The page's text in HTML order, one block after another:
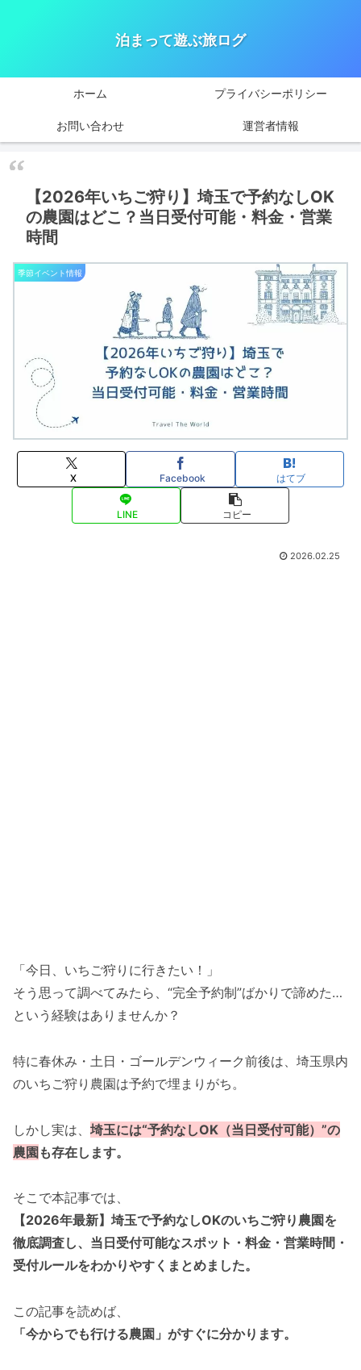
泊まって遊ぶ旅ログ
ホーム プライバシーポリシー
お問い合わせ 運営者情報
【2026年いちご狩り】埼玉で予約なしOK
の農園はどこ？当日受付可能・料金・営業
時間
季節イベント情報
X Facebook はてブ
LINE コピー
2026.02.25
「今日、いちご狩りに行きたい！」
そう思って調べてみたら、“完全予約制”ばかりで諦めた…
という経験はありませんか？
特に春休み・土日・ゴールデンウィーク前後は、埼玉県内
のいちご狩り農園は予約で埋まりがち。
しかし実は、 埼玉には“予約なしOK（当日受付可能）”の
農園も存在します。
そこで本記事では、
【2026年最新】埼玉で予約なしOKのいちご狩り農園を
徹底調査し、当日受付可能なスポット・料金・営業時間・
受付ルールをわかりやすくまとめました。
この記事を読めば、
「今からでも行ける農園」がすぐに分かります。